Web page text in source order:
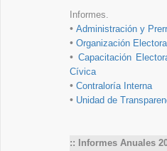
Informes.
• Administración y
• Organización Electoral
• Capacitación
Cívica
• Contraloría Interna
• Unidad de
:: Informes Anuales